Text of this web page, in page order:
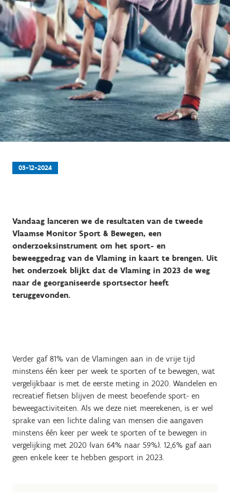
03-12-2024
Vandaag lanceren we de resultaten van de tweede
Vlaamse Monitor Sport & Bewegen, een
onderzoeksinstrument om het sport- en
beweeggedrag van de Vlaming in kaart te brengen. Uit
het onderzoek blijkt dat de Vlaming in 2023 de weg
naar de georganiseerde sportsector heeft
teruggevonden.
Verder gaf 81% van de Vlamingen aan in de vrije tijd
minstens één keer per week te sporten of te bewegen, wat
vergelijkbaar is met de eerste meting in 2020. Wandelen en
recreatief fietsen blijven de meest beoefende sport- en
beweegactiviteiten. Als we deze niet meerekenen, is er wel
sprake van een lichte daling van mensen die aangaven
minstens één keer per week te sporten of te bewegen in
vergelijking met 2020 (van 64% naar 59%). 12,6% gaf aan
geen enkele keer te hebben gesport in 2023.